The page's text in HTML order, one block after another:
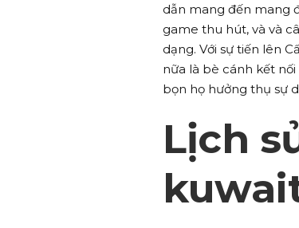
dẫn mang đến mang
game thu hút, và và
dạng. Với sự tiến lên
nữa là bè cánh kết
bọn họ hưởng thụ sự
Lịch